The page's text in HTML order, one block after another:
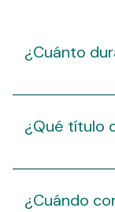
¿Cuánto
¿Qué título
¿Cuándo